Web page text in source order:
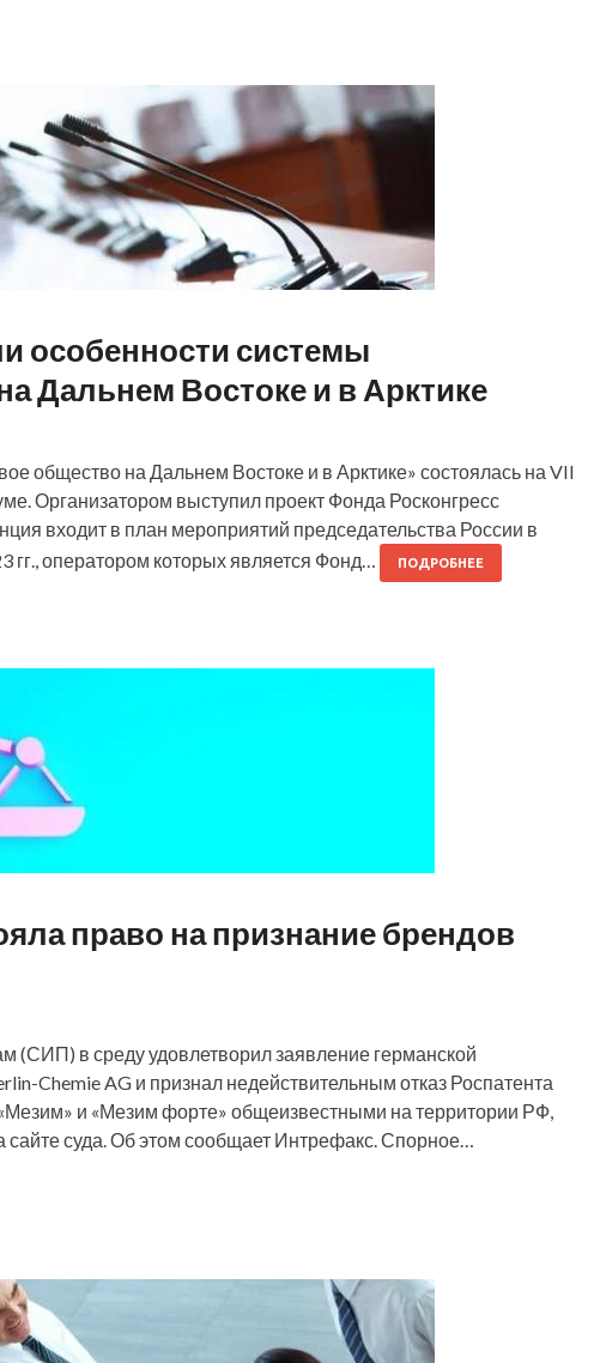
особенности системы
Дальнем Востоке и в Арктике
общество на Дальнем Востоке и в Арктике» состоялась на VII
Организатором выступил проект Фонда Росконгресс
входит в план мероприятий председательства России в
гг., оператором которых является Фонд…
ПОДРОБНЕЕ
право на признание брендов
(СИП) в среду удовлетворил заявление германской
Chemie AG и признал недействительным отказ Роспатента
и «Мезим форте» общеизвестными на территории РФ,
сайте суда. Об этом сообщает Интрефакс. Спорное…